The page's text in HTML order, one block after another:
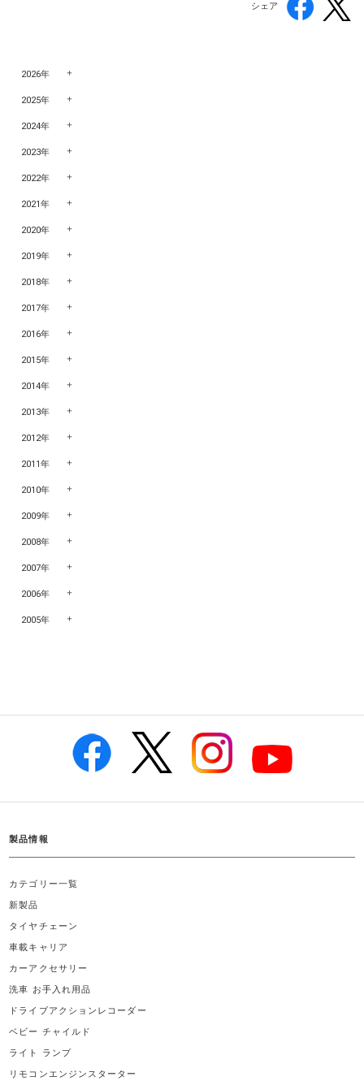
シェア
2026年
2025年
2024年
2023年
2022年
2021年
2020年
2019年
2018年
2017年
2016年
2015年
2014年
2013年
2012年
2011年
2010年
2009年
2008年
2007年
2006年
2005年
製品情報
カテゴリー一覧
新製品
タイヤチェーン
車載キャリア
カーアクセサリー
洗車 お手入れ用品
ドライブアクションレコーダー
ベビー チャイルド
ライト ランプ
リモコンエンジンスターター